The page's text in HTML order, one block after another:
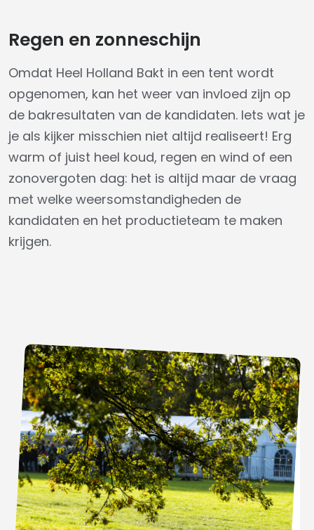
Regen en zonneschijn
Omdat Heel Holland Bakt in een tent wordt
opgenomen, kan het weer van invloed zijn op
de bakresultaten van de kandidaten. Iets wat je
je als kijker misschien niet altijd realiseert! Erg
warm of juist heel koud, regen en wind of een
zonovergoten dag: het is altijd maar de vraag
met welke weersomstandigheden de
kandidaten en het productieteam te maken
krijgen.